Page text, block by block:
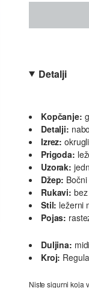
Detalji
Kopčanje:
Detalji:
Izrez:
Prigoda:
Uzorak:
Džep:
Rukavi:
Stil: ležerni
Pojas:
Duljina: midi
Kroj:
Niste sigurni koja